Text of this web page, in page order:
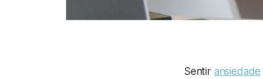
Sentir ansiedade